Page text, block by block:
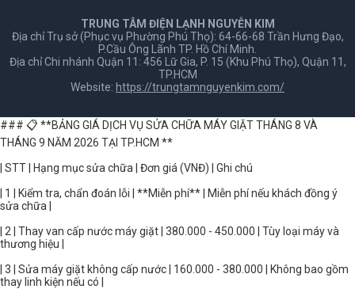
TRUNG TÂM ĐIỆN LẠNH NGUYỄN KIM
Địa chỉ Trụ sở (Phục vụ Phường Phú Thọ): 64-66-68 Trần Hưng Đạo,
P.Cầu Ông Lãnh TP. Hồ Chí Minh.
Địa chỉ Chi nhánh Quận 11: 456 Lữ Gia, P. 15 (Khu Phú Thọ), Quận 11,
TP.HCM
Website: https://trungtamnguyenkim.com/
### 📋 **BẢNG GIÁ DỊCH VỤ SỬA CHỮA MÁY GIẶT THÁNG 8 VÀ
THÁNG 9 NĂM 2026 TẠI TP.HCM **
| STT | Hạng mục sửa chữa | Đơn giá (VNĐ) | Ghi chú
| 1 | Kiểm tra, chẩn đoán lỗi | **Miễn phí** | Miễn phí nếu khách đồng ý
sửa chữa |
| 2 | Thay van cấp nước máy giặt | 380.000 - 450.000 | Tùy loại máy và
thương hiệu |
| 3 | Sửa máy giặt không cấp nước | 160.000 - 380.000 | Không bao gồm
thay linh kiện nếu có |